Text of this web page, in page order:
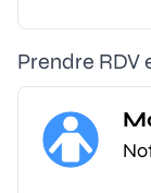
Prendre RDV